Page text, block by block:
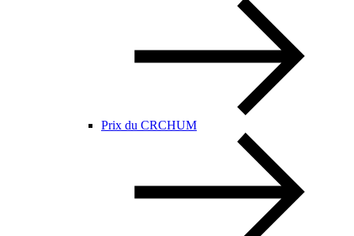
Prix du CRCHUM